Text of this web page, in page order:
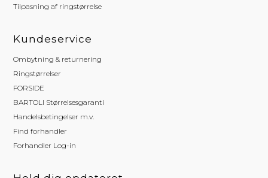
Tilpasning af ringstørrelse
Kundeservice
Ombytning & returnering
Ringstørrelser
FORSIDE
BARTOLI Størrelsesgaranti
Handelsbetingelser m.v.
Find forhandler
Forhandler Log-in